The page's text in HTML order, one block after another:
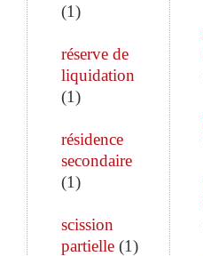
(1)
réserve de
liquidation
(1)
résidence
secondaire
(1)
scission
partielle (1)